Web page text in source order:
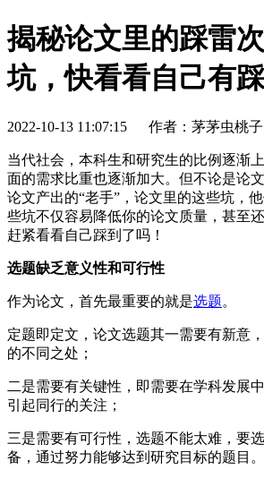
揭秘论文里的踩雷
坑，快看看自己有
2022-10-13 11:07:15 作者：茅茅虫桃子
当代社会，本科生和研究生的比例逐渐上
面的需求比重也逐渐加大。但不论是论
论文产出的“老手”，论文里的这些坑，
些坑不仅容易降低你的论文质量，甚至
赶紧看看自己踩到了吗！
选题缺乏意义性和可行性
作为论文，首先最重要的就是选题。
定题即定文，论文选题其一需要有新意
的不同之处；
二是需要有关键性，即需要在学科发展
引起同行的关注；
三是需要有可行性，选题不能太难，要
备，通过努力能够达到研究目标的题目。